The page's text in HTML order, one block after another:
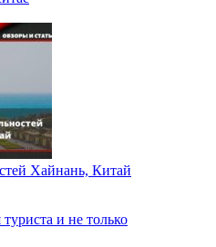
Хайнань, Китай
и не только